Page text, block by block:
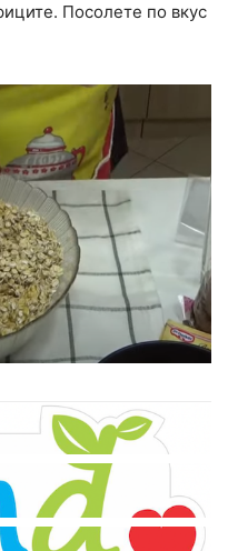
Посолете по вкус